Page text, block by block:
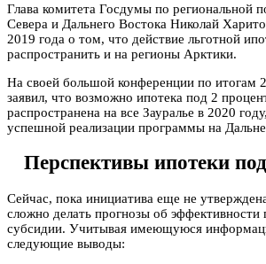
Глава комитета Госдумы по региональной
Севера и Дальнего Востока Николай
2019 года о том, что действие льготной
распространить и на регионы Арктики.
На своей большой конференции по итогам
заявил, что возможно ипотека под 2
распространена на все Зауралье в 2020
успешной реализации программы на
Перспективы ипотеки
Сейчас, пока инициатива еще не
сложно делать прогнозы об
субсидии. Учитывая имеющуюся
следующие выводы: